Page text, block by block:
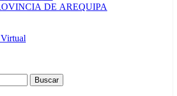
DE AREQUIPA
Virtual